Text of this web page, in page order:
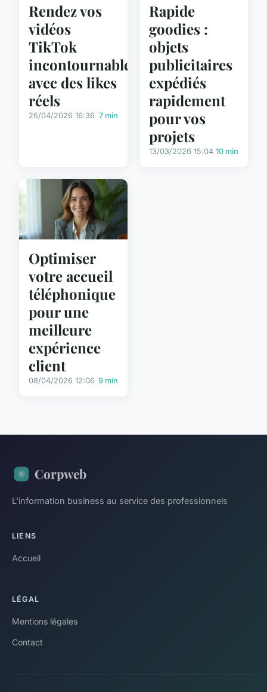
Rendez vos
vidéos
TikTok
incontournables
avec des likes
réels
26/04/2026 16:36 7 min
Rapide
goodies :
objets
publicitaires
expédiés
rapidement
pour vos
projets
13/03/2026 15:04 10 min
Optimiser
votre accueil
téléphonique
pour une
meilleure
expérience
client
08/04/2026 12:06 9 min
Corpweb
L'information business au service des professionnels
LIENS
Accueil
LÉGAL
Mentions légales
Contact